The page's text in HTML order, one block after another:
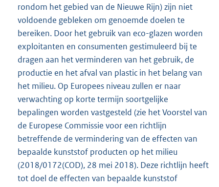
rondom het gebied van de Nieuwe Rijn) zijn niet
voldoende gebleken om genoemde doelen te
bereiken. Door het gebruik van eco-glazen worden
exploitanten en consumenten gestimuleerd bij te
dragen aan het verminderen van het gebruik, de
productie en het afval van plastic in het belang van
het milieu. Op Europees niveau zullen er naar
verwachting op korte termijn soortgelijke
bepalingen worden vastgesteld (zie het Voorstel van
de Europese Commissie voor een richtlijn
betreffende de vermindering van de effecten van
bepaalde kunststof producten op het milieu
(2018/0172(COD), 28 mei 2018). Deze richtlijn heeft
tot doel de effecten van bepaalde kunststof